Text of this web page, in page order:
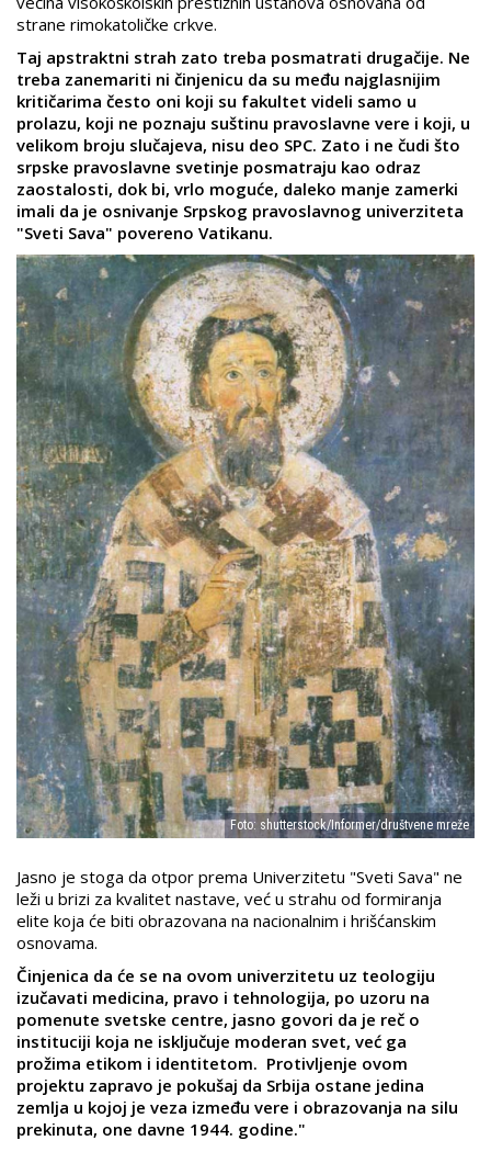
strane rimokatoličke crkve.
Taj apstraktni strah zato treba posmatrati drugačije. Ne
treba zanemariti ni činjenicu da su među najglasnijim
kritičarima često oni koji su fakultet videli samo u
prolazu, koji ne poznaju suštinu pravoslavne vere i koji, u
velikom broju slučajeva, nisu deo SPC. Zato i ne čudi što
srpske pravoslavne svetinje posmatraju kao odraz
zaostalosti, dok bi, vrlo moguće, daleko manje zamerki
imali da je osnivanje Srpskog pravoslavnog univerziteta
"Sveti Sava" povereno Vatikanu.
Foto: shutterstock/Informer/društvene mreže
Jasno je stoga da otpor prema Univerzitetu "Sveti Sava" ne
leži u brizi za kvalitet nastave, već u strahu od formiranja
elite koja će biti obrazovana na nacionalnim i hrišćanskim
osnovama.
Činjenica da će se na ovom univerzitetu uz teologiju
izučavati medicina, pravo i tehnologija, po uzoru na
pomenute svetske centre, jasno govori da je reč o
instituciji koja ne isključuje moderan svet, već ga
prožima etikom i identitetom. Protivljenje ovom
projektu zapravo je pokušaj da Srbija ostane jedina
zemlja u kojoj je veza između vere i obrazovanja na silu
prekinuta, one davne 1944. godine."